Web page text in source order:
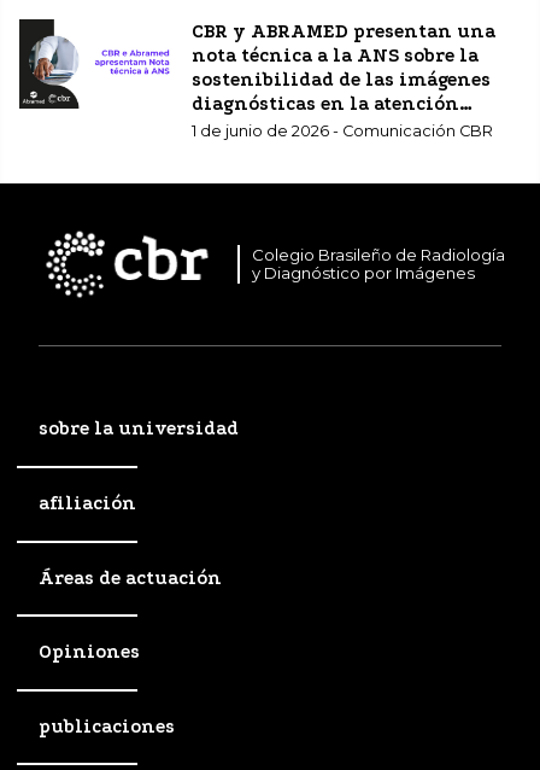
CBR y ABRAMED presentan una
nota técnica a la ANS sobre la
sostenibilidad de las imágenes
diagnósticas en la atención
sanitaria complementaria.
1 de junio de 2026 - Comunicación CBR
Colegio Brasileño de Radiología
y Diagnóstico por Imágenes
sobre la universidad
afiliación
Áreas de actuación
Opiniones
publicaciones